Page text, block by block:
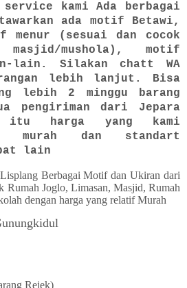
service kami Ada berbagai
ada motif Betawi,
menur (sesuai dan cocok
masjid/mushola), motif
lain. Silakan chatt WA
lebih lanjut. Bisa
lebih 2 minggu barang
pengiriman dari Jepara
itu harga yang kami
murah dan standart
lain
Berbagai Motif dan Ukiran dari
Rumah Joglo, Limasan, Masjid, Rumah
dengan harga yang relatif Murah
Rejek)